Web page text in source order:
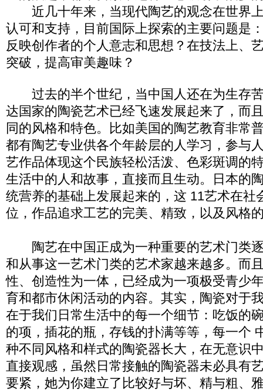
近几十年来，当现代陶艺的观念在世界
认可和支持，目前国际上探索的主要问题是
反映创作者的个人意志和思想？在技法上、
突破，提高审美趣味？
过去的半个世纪，当中国人还在为生存
达国家的陶瓷艺术已经飞速发展起来了，而
同的风格和特色。比如美国的陶艺教育非常
都有陶艺专业供各个年龄层的人学习，参与
艺作品体现这个民族轻松活泼、色彩斑调的
生活中的人和故事，直接而且生动。日本的
统营养的基础上发展起来的，这 11艺术在社
位，作品追求工艺的完美、精致，以及风
陶艺在中国正成为一种重要的艺术门类
和从事这一艺术门类的艺术家越来越多。而
性、创造性为一体，已经成为一项极受青少
育和都市休闲活动的内容。其实，陶瓷对于
在于我们日常生活中的每一个细节：吃饭的
的项，插花的瓶，存钱的扑满等等，每一个
种不同风格和样式的陶瓷器长大，在无意识
直接观感，虽然日常接触的陶瓷器未必具有
要紧，她为你建立了比较好与坏、精与粗、